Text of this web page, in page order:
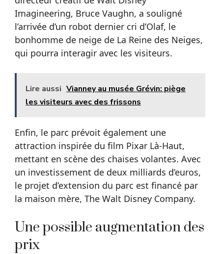
Imagineering, Bruce Vaughn, a souligné
l’arrivée d’un robot dernier cri d’Olaf, le
bonhomme de neige de La Reine des Neiges,
qui pourra interagir avec les visiteurs.
Lire aussi Vianney au musée Grévin: piège
les visiteurs avec des frissons
Enfin, le parc prévoit également une
attraction inspirée du film Pixar Là-Haut,
mettant en scène des chaises volantes. Avec
un investissement de deux milliards d’euros,
le projet d’extension du parc est financé par
la maison mère, The Walt Disney Company.
Une possible augmentation des
prix